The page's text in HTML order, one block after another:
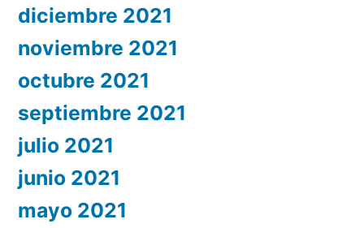
diciembre 2021
noviembre 2021
octubre 2021
septiembre 2021
julio 2021
junio 2021
mayo 2021